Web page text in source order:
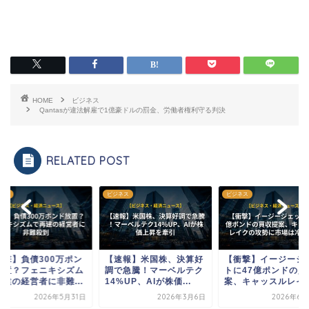
HOME
ビジネス
Qantasが違法解雇で1億豪ドルの罰金、労働者権利守る判決
RELATED POST
撃】負債300万ポン
置？フェニキシズム
建の経営者に非難...
2026年5月31日
ビジネス
【速報】米国株、決算好
調で急騰！マーベルテク
14%UP、AIが株価...
2026年3月6日
ビジネス
【衝撃】イージージ
トに47億ポンドの買
案、キャッスルレイ
2026年6